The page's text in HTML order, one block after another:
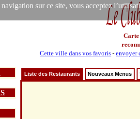
sur ce site, vous acceptez
Carte
Cette ville dans vos favoris -envoyer
Liste des Restaurants Nouveaux Menus